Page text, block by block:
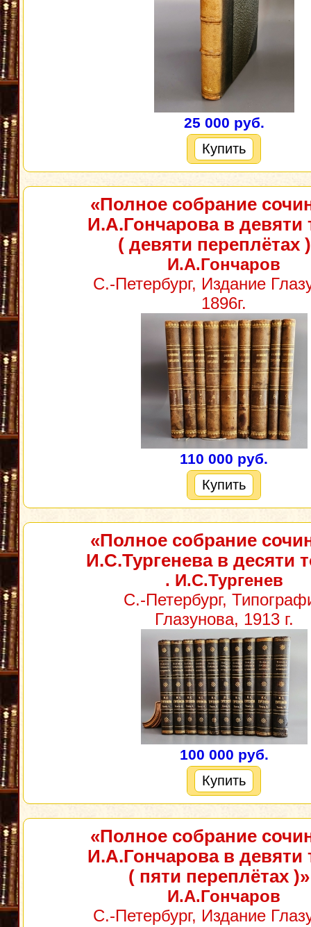
25 000 руб.
Купить
«Полное собрание
И.А.Гончарова в девяти
( девяти переплётах
И.А.Гончаров
С.-Петербург, Издание
1896г.
110 000 руб.
Купить
«Полное собрание
И.С.Тургенева в десяти
. И.С.Тургенев
С.-Петербург,
Глазунова, 1913 г.
100 000 руб.
Купить
«Полное собрание
И.А.Гончарова в девяти
( пяти переплётах )»
И.А.Гончаров
С.-Петербург, Издание